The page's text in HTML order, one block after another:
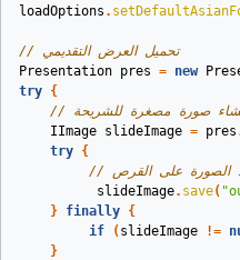
loadOptions .
// تحميل العرض التقديمي
Presentation pres = new
try {
إنشاء صورة مصغرة للشريحة
IImage slideImage = pres
try {
slideImage. save(
} finally {
if
( slideImage !=
}